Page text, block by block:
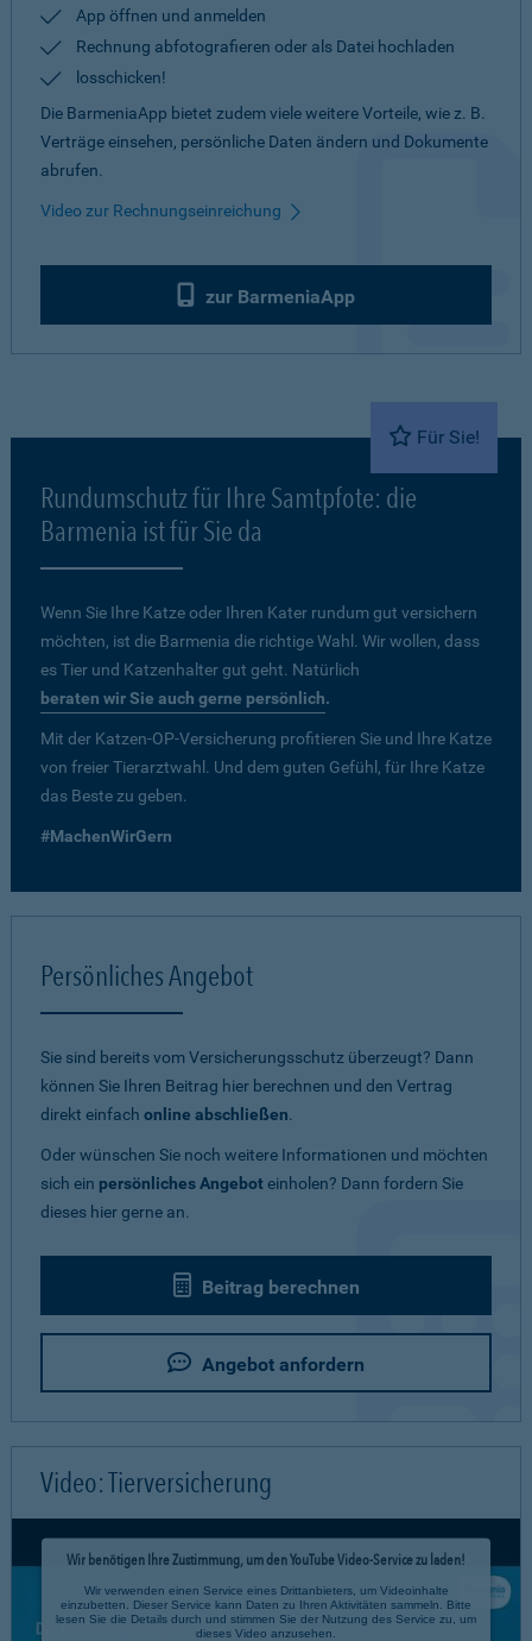
App öffnen und anmelden
Rechnung abfotografieren oder als Datei hochladen
losschicken!
Die BarmeniaApp bietet zudem viele weitere Vorteile, wie z. B.
Verträge einsehen, persönliche Daten ändern und Dokumente
abrufen.
Video zur Rechnungseinreichung
zur BarmeniaApp
Für Sie!
Rundumschutz für Ihre Samtpfote: die
Barmenia ist für Sie da
Wenn Sie Ihre Katze oder Ihren Kater rundum gut versichern
möchten, ist die Barmenia die richtige Wahl. Wir wollen, dass
es Tier und Katzenhalter gut geht. Natürlich
beraten wir Sie auch gerne persönlich.
Mit der Katzen-OP-Versicherung profitieren Sie und Ihre Katze
von freier Tierarztwahl. Und dem guten Gefühl, für Ihre Katze
das Beste zu geben.
#MachenWirGern
Persönliches Angebot
Sie sind bereits vom Versicherungsschutz überzeugt? Dann
können Sie Ihren Beitrag hier berechnen und den Vertrag
direkt einfach online abschließen.
Oder wünschen Sie noch weitere Informationen und möchten
sich ein persönliches Angeboteinholen? Dann fordern Sie
dieses hier gerne an.
Beitrag berechnen
Angebot anfordern
Video: Tierversicherung
Wir benötigen Ihre Zustimmung, um den YouTube Video-Service zu laden!
Wir verwenden einen Service eines Drittanbieters, um Videoinhalte
einzubetten. Dieser Service kann Daten zu Ihren Aktivitäten sammeln. Bitte
lesen Sie die Details durch und stimmen Sie der Nutzung des Service zu, um
dieses Video anzusehen.